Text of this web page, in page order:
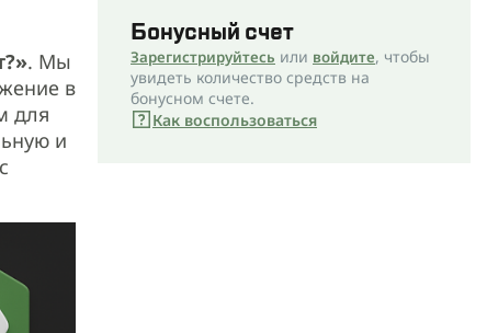
. Мы
в
для
и
Бонусный счет
Зарегистрируйтесь или войдите, чтобы
увидеть количество средств на
бонусном счете.
Как воспользоваться